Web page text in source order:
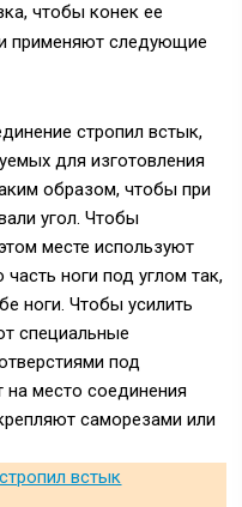
чтобы конек ее
применяют следующие
стропил встык,
для изготовления
образом, чтобы при
угол. Чтобы
месте используют
ноги под углом так,
ноги. Чтобы усилить
специальные
под
место соединения
саморезами или